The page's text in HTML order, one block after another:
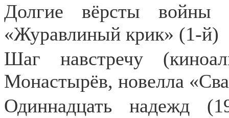
Долгие вёрсты войны
«Журавлиный крик» (1-й)
Шаг навстречу
Монастырёв, новелла
Одиннадцать надежд